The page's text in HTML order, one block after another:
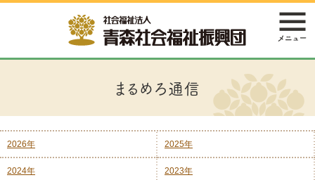
まるめろ通信
2026年 2025年
2024年 2023年